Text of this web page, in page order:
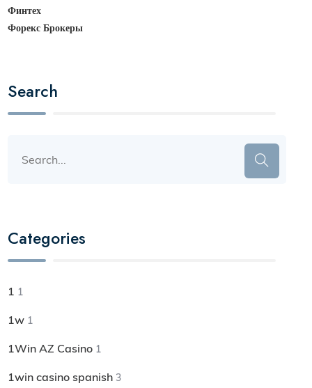
Финтех
Форекс Брокеры
Search
Categories
1 1
1w 1
1Win AZ Casino 1
1win casino spanish 3